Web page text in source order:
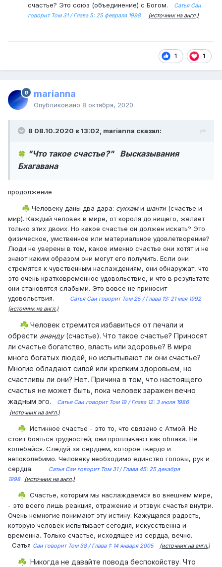
счастье? Это союз (объединение) с Богом.
Сатья Саи
говорит Том 31 / Глава 5: 25 февраля 1998
(источник на англ.)
1 1
marianna
Опубликовано 8 октября, 2020
В 08.10.2020 в 13:02, marianna сказал:
🍀 "Что такое счастье?" Высказывания
Бхагавана
продолжение
☘️ Человеку даны два дара: сукхами шанти(счастье и
мир). Каждый человек в мире, от короля до нищего, желает
только этих двоих. Но какое счастье он должен искать? Это
физическое, умственное или материальное удовлетворение?
Люди не уверены в том, какое именно счастье они хотят и не
знают каким образом они могут его получить. Если они
стремятся к чувственным наслаждениям, они обнаружат, что
это очень кратковременное удовольствие, и что в результате
они становятся слабыми. Это вовсе не приносит
удовольствия.
Сатья Саи говорит Том 25 / Глава 13: 21 мая 1992
(источник на англ.)
☘️ Человек стремится избавиться от печали и
обрести ананду(счастье). Что такое счастье? Приносят
ли счастье богатство, власть или здоровье? В мире
много богатых людей, но испытывают ли они счастье?
Многие обладают силой или крепким здоровьем, но
счастливы ли они? Нет. Причина в том, что настоящего
счастья не может быть, пока человек заражен вечно
жадным эго.
Сатья Саи говорит Том 19 / Глава 12: 3 июля 1986
(источник на англ.)
☘️ Истинное счастье - это то, что связано с Атмой. Не
стоит бояться трудностей; они проплывают как облака. Не
колебайся. Следуй за сердцем, которое твердо и
непоколебимо. Человеку необходимо единство головы, рук и
сердца.
Сатья Саи говорит Том 31 / Глава 45: 25 декабря
1998
(источник на англ.)
☘️ Счастье, которым мы наслаждаемся во внешнем мире,
- это всего лишь реакция, отражение и отзвук счастья внутри.
Очень немногие понимают эту истину. Кажущаяся радость,
которую человек испытывает сегодня, искусственна и
временна. Только счастье, исходящее из сердца, вечно.
Сатья Саи говорит Том 38 / Глава 1: 14 января 2005 (источник на англ.)
☘️ Никогда не давайте повода беспокойству. Что